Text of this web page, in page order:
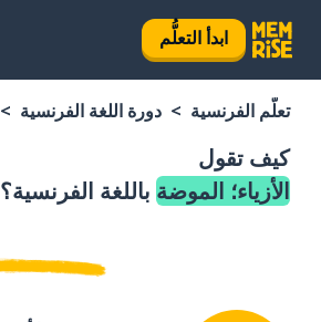
ابدأ التعلُّم
تعلَّم الفرنسية دورة اللغة الفرنسية
كيف تقول
الأزياء؛ الموضة باللغة الفرنسية؟